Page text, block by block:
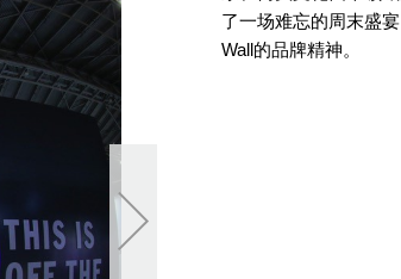
了一场难忘的周末盛
Wall的品牌精神。